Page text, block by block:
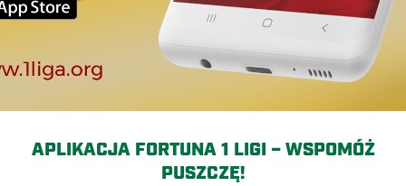
APLIKACJA FORTUNA 1 LIGI – WSPOMÓŻ
PUSZCZĘ!